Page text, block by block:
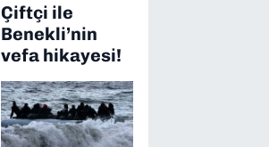
Çiftçi ile
Benekli’nin
vefa hikayesi!